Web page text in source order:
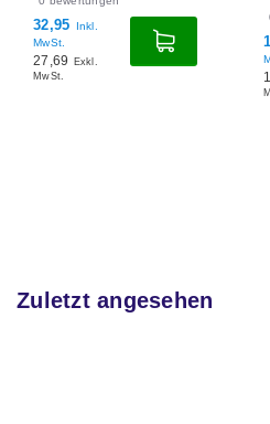
0bewertungen
189,00
MwSt.
158,82
Zuletzt angesehen